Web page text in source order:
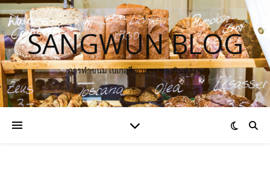
SANGWUN BLOG
การทำขนม เบเกอรี่ อาหาร ของกินต่าง ๆ